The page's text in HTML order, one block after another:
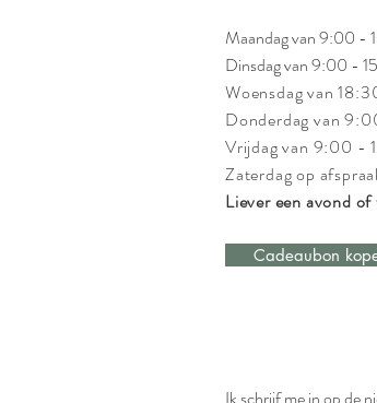
Maandag van 9:00 -
Dinsdag van 9:00 -
Woensdag van
Donderdag van
Vrijdag van 9:00 -
Zaterdag op
Liever een avond
Cadeaubon